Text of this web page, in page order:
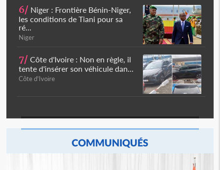
6/ Niger : Frontière Bénin-Niger,
les conditions de Tiani pour sa
ré...
Niger
7/ Côte d'Ivoire : Non en règle, il
tente d'insérer son véhicule dan...
Côte d'Ivoire
COMMUNIQUÉS